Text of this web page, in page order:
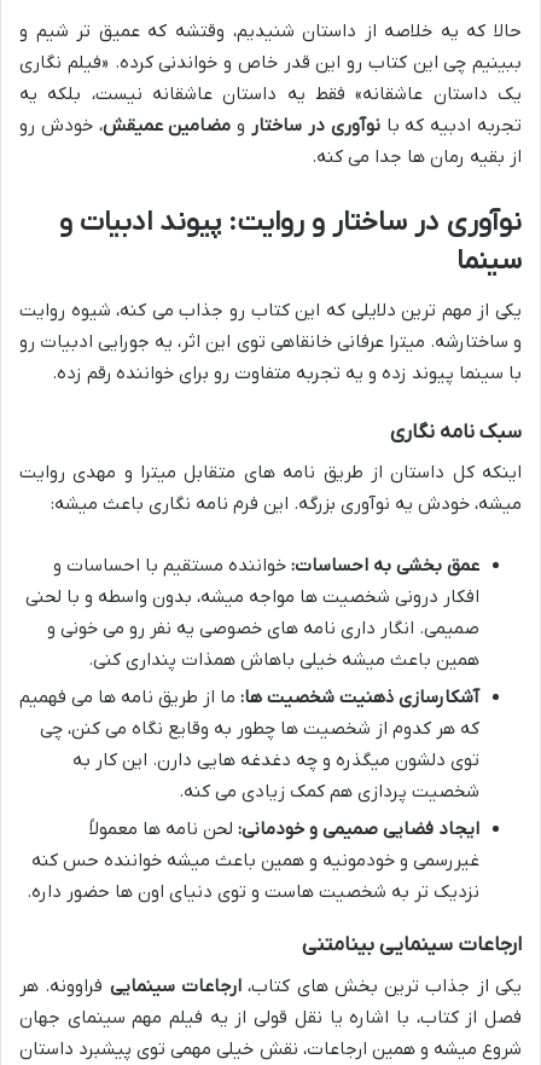
حالا که یه خلاصه از داستان شنیدیم، وقتشه که عمیق تر شیم و
ببینیم چی این کتاب رو این قدر خاص و خواندنی کرده. «فیلم نگاری
یک داستان عاشقانه» فقط یه داستان عاشقانه نیست، بلکه یه
تجربه ادبیه که بانوآوری در ساختار و مضامین عمیقش، خودش رو
از بقیه رمان ها جدا می کنه.
نوآوری در ساختار و روایت: پیوند ادبیات و
سینما
یکی از مهم ترین دلایلی که این کتاب رو جذاب می کنه، شیوه روایت
و ساختارشه. میترا عرفانی خانقاهی توی این اثر، یه جورایی ادبیات رو
با سینما پیوند زده و یه تجربه متفاوت رو برای خواننده رقم زده.
سبک نامه نگاری
اینکه کل داستان از طریق نامه های متقابل میترا و مهدی روایت
میشه، خودش یه نوآوری بزرگه. این فرم نامه نگاری باعث میشه:
عمق بخشی به احساسات: خواننده مستقیم با احساسات و
افکار درونی شخصیت ها مواجه میشه، بدون واسطه و با لحنی
صمیمی. انگار داری نامه های خصوصی یه نفر رو می خونی و
همین باعث میشه خیلی باهاش همذات پنداری کنی.
آشکارسازی ذهنیت شخصیت ها: ما از طریق نامه ها می فهمیم
که هر کدوم از شخصیت ها چطور به وقایع نگاه می کنن، چی
توی دلشون میگذره و چه دغدغه هایی دارن. این کار به
شخصیت پردازی هم کمک زیادی می کنه.
ایجاد فضایی صمیمی و خودمانی: لحن نامه ها معمولاً
غیررسمی و خودمونیه و همین باعث میشه خواننده حس کنه
نزدیک تر به شخصیت هاست و توی دنیای اون ها حضور داره.
ارجاعات سینمایی بینامتنی
یکی از جذاب ترین بخش های کتاب،ارجاعات سینمایی فراوونه. هر
فصل از کتاب، با اشاره یا نقل قولی از یه فیلم مهم سینمای جهان
شروع میشه و همین ارجاعات، نقش خیلی مهمی توی پیشبرد داستان